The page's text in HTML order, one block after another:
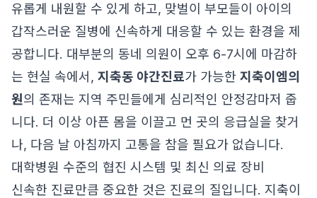
유롭게 내원할 수 있게 하고, 맞벌이 부모들이 아이의
갑작스러운 질병에 신속하게 대응할 수 있는 환경을 제
공합니다. 대부분의 동네 의원이 오후 6-7시에 마감하
는 현실 속에서, 지축동 야간진료가 가능한 지축이엠의
원의 존재는 지역 주민들에게 심리적인 안정감마저 줍
니다. 더 이상 아픈 몸을 이끌고 먼 곳의 응급실을 찾거
나, 다음 날 아침까지 고통을 참을 필요가 없습니다.
대학병원 수준의 협진 시스템 및 최신 의료 장비
신속한 진료만큼 중요한 것은 진료의 질입니다. 지축이